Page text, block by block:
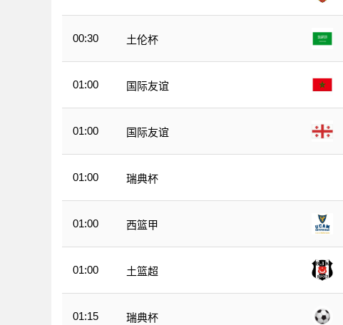
00:30 土伦杯
01:00 国际友谊
01:00 国际友谊
01:00 瑞典杯
01:00 西篮甲
01:00 土篮超
01:15 瑞典杯